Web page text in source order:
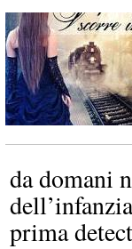
da domani
prima